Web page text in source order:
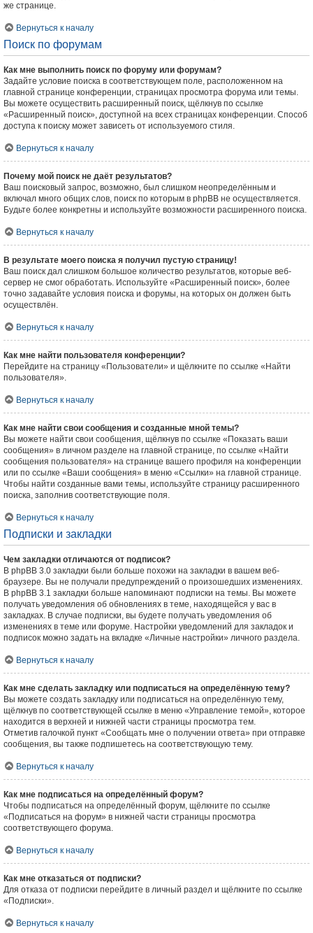
же странице.
Вернуться к началу
Поиск по форумам
Как мне выполнить поиск по форуму или форумам?
Задайте условие поиска в соответствующем поле, расположенном на
главной странице конференции, страницах просмотра форума или темы.
Вы можете осуществить расширенный поиск, щёлкнув по ссылке
«Расширенный поиск», доступной на всех страницах конференции. Способ
доступа к поиску может зависеть от используемого стиля.
Вернуться к началу
Почему мой поиск не даёт результатов?
Ваш поисковый запрос, возможно, был слишком неопределённым и
включал много общих слов, поиск по которым в phpBB не осуществляется.
Будьте более конкретны и используйте возможности расширенного поиска.
Вернуться к началу
В результате моего поиска я получил пустую страницу!
Ваш поиск дал слишком большое количество результатов, которые веб-
сервер не смог обработать. Используйте «Расширенный поиск», более
точно задавайте условия поиска и форумы, на которых он должен быть
осуществлён.
Вернуться к началу
Как мне найти пользователя конференции?
Перейдите на страницу «Пользователи» и щёлкните по ссылке «Найти
пользователя».
Вернуться к началу
Как мне найти свои сообщения и созданные мной темы?
Вы можете найти свои сообщения, щёлкнув по ссылке «Показать ваши
сообщения» в личном разделе на главной странице, по ссылке «Найти
сообщения пользователя» на странице вашего профиля на конференции
или по ссылке «Ваши сообщения» в меню «Ссылки» на главной странице.
Чтобы найти созданные вами темы, используйте страницу расширенного
поиска, заполнив соответствующие поля.
Вернуться к началу
Подписки и закладки
Чем закладки отличаются от подписок?
В phpBB 3.0 закладки были больше похожи на закладки в вашем веб-
браузере. Вы не получали предупреждений о произошедших изменениях.
В phpBB 3.1 закладки больше напоминают подписки на темы. Вы можете
получать уведомления об обновлениях в теме, находящейся у вас в
закладках. В случае подписки, вы будете получать уведомления об
изменениях в теме или форуме. Настройки уведомлений для закладок и
подписок можно задать на вкладке «Личные настройки» личного раздела.
Вернуться к началу
Как мне сделать закладку или подписаться на определённую тему?
Вы можете создать закладку или подписаться на определённую тему,
щёлкнув по соответствующей ссылке в меню «Управление темой», которое
находится в верхней и нижней части страницы просмотра тем.
Отметив галочкой пункт «Сообщать мне о получении ответа» при отправке
сообщения, вы также подпишетесь на соответствующую тему.
Вернуться к началу
Как мне подписаться на определённый форум?
Чтобы подписаться на определённый форум, щёлкните по ссылке
«Подписаться на форум» в нижней части страницы просмотра
соответствующего форума.
Вернуться к началу
Как мне отказаться от подписки?
Для отказа от подписки перейдите в личный раздел и щёлкните по ссылке
«Подписки».
Вернуться к началу